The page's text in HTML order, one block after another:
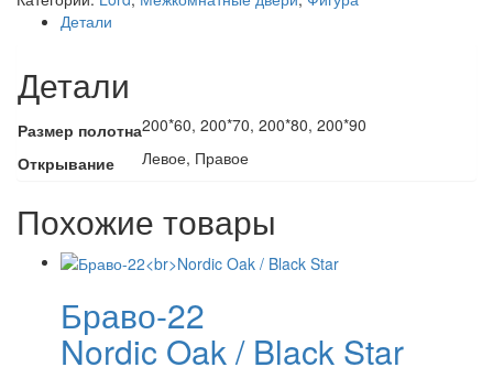
7
остекленная
Детали
Детали
Размер полотна200*60, 200*70, 200*80, 200*90
Открывание
Левое, Правое
Похожие товары
Браво-22
Nordic Oak / Black Star